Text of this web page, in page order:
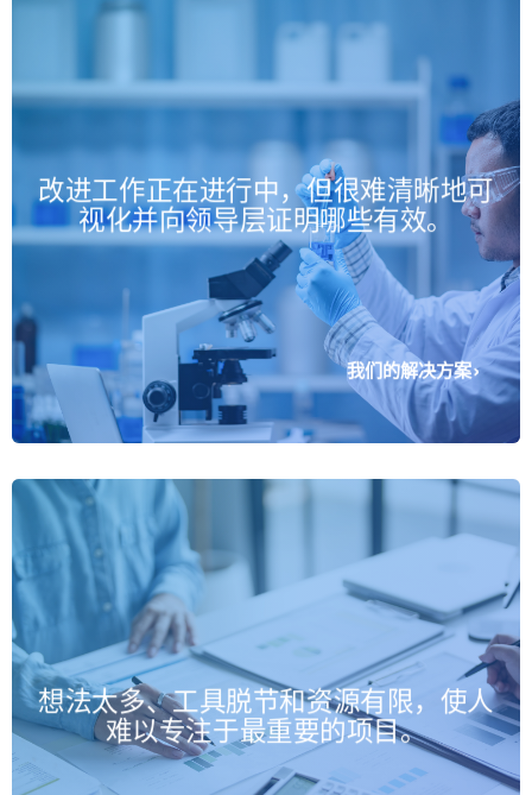
改进工作正在进行中，但很难清晰地可
视化并向领导层证明哪些有效。
我们的解决方案
集中式跟踪和控制台让您清楚了解
CI 举措及其结果。
想法太多、工具脱节和资源有限，使人
难以专注于最重要的项目。
结构化的项目管道有助于团队优先
考虑并专注于推动最大影响的举
措。